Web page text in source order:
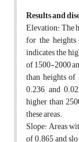
Results and
Elevation: The
for the
indicates the
of 1500-2000
than heights
0.236 and
higher than
these areas.
Slope: Areas